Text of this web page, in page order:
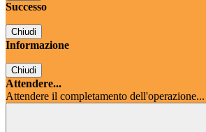
Successo
Chiudi
Informazione
Chiudi
Attendere...
Attendere il completamento dell'operazione...